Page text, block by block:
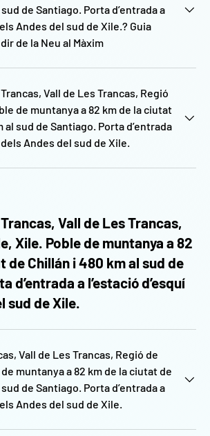
de Santiago. Porta d’entrada a
Andes del sud de Xile.? Guia
de la Neu al Màxim
Vall de Les Trancas, Regió
de muntanya a 82 km de la ciutat
al sud de Santiago. Porta d’entrada
Andes del sud de Xile.
Vall de Les Trancas,
Xile. Poble de muntanya a 82
de Chillán i 480 km al sud de
d’entrada a l’estació d’esquí
sud de Xile.
Vall de Les Trancas, Regió de
muntanya a 82 km de la ciutat de
de Santiago. Porta d’entrada a
Andes del sud de Xile.